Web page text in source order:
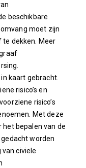
beschikbare
moet zijn
te dekken. Meer
in kaart gebracht.
risico’s en
risico’s
Met deze
het bepalen van de
worden
van civiele